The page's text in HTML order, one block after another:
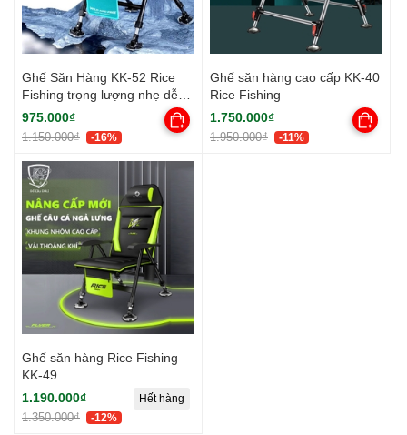
Ghế Săn Hàng KK-52 Rice
Fishing trọng lượng nhẹ dễ
dàng điều chỉnh tư thế
975.000₫
1.150.000₫ -16%
Ghế săn hàng cao cấp KK-40
Rice Fishing
1.750.000₫
1.950.000₫ -11%
Ghế săn hàng Rice Fishing
KK-49
1.190.000₫
1.350.000₫ -12%
Hết hàng